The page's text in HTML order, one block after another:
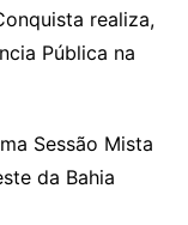
realiza,
Pública na
Sessão Mista
da Bahia